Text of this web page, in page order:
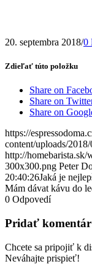
20. septembra 2018/0
Zdieľať túto položku
Share on
Share on
Share on
https://
content/uploads/
http://
300x300.png Peter
20:40:26Jaká je
Mám dávat kávu do
0 Odpovedí
Pridať komentár
Chcete sa pripojiť k
Neváhajte prispieť!